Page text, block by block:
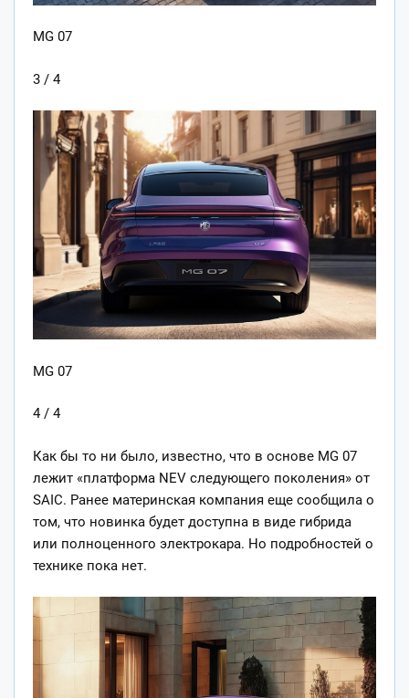
MG 07
3 / 4
MG 07
4 / 4
Как бы то ни было, известно, что в основе MG 07
лежит «платформа NEV следующего поколения» от
SAIC. Ранее материнская компания еще сообщила о
том, что новинка будет доступна в виде гибрида
или полноценного электрокара. Но подробностей о
технике пока нет.